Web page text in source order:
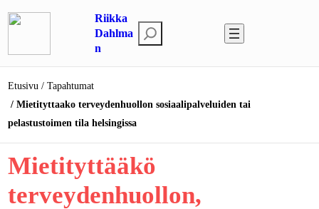
Riikka
Dahlma
n
Etsi
Etusivu
Tapahtumat
Mietityttaako terveydenhuollon sosiaalipalveluiden tai
pelastustoimen tila helsingissa
Mietityttääkö
terveydenhuollon,